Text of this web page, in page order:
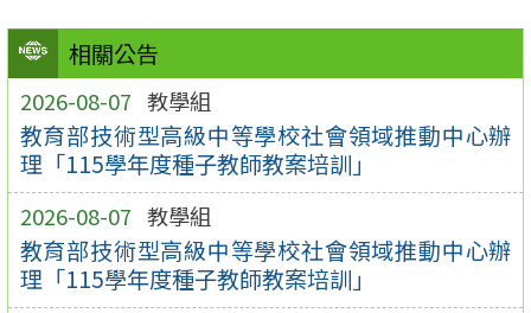
相關公告
2026-08-07 教學組
教育部技術型高級中等學校社會領域推動中心辦
理「115學年度種子教師教案培訓」
2026-08-07 教學組
教育部技術型高級中等學校社會領域推動中心辦
理「115學年度種子教師教案培訓」